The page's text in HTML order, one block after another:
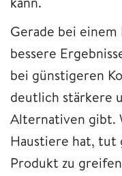
Gerade bei
bessere
bei günstigeren
deutlich stärkere
Alternativen gibt.
Haustiere hat, tut
Produkt zu